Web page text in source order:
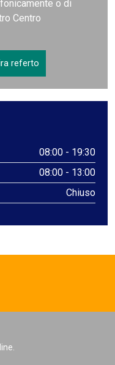
o di
Centro
referto
08:00 - 19:30
08:00 - 13:00
Chiuso